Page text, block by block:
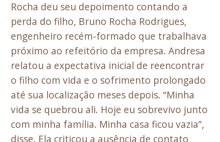
Rocha deu seu depoimento contando a
perda do filho, Bruno Rocha Rodrigues,
engenheiro recém-formado que trabalhava
próximo ao refeitório da empresa. Andresa
relatou a expectativa inicial de reencontrar
o filho com vida e o sofrimento prolongado
até sua localização meses depois. “Minha
vida se quebrou ali. Hoje eu sobrevivo junto
com minha família. Minha casa ficou vazia”,
disse. Ela criticou a ausência de contato